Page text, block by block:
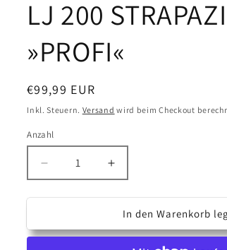
LJ 200
»PROFI«
Normaler
Preis
€99,99 EUR
Inkl. Steuern. Versand wird beim Checkout
Anzahl
Anzahl
Verringere
die
Menge
LJ
Erhöhe
die
Menge
für
LJ
In den Warenkorb